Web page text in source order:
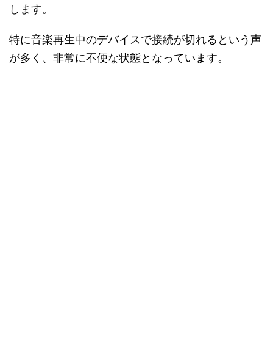
します。
特に音楽再生中のデバイスで接続が切れるという声
が多く、非常に不便な状態となっています。